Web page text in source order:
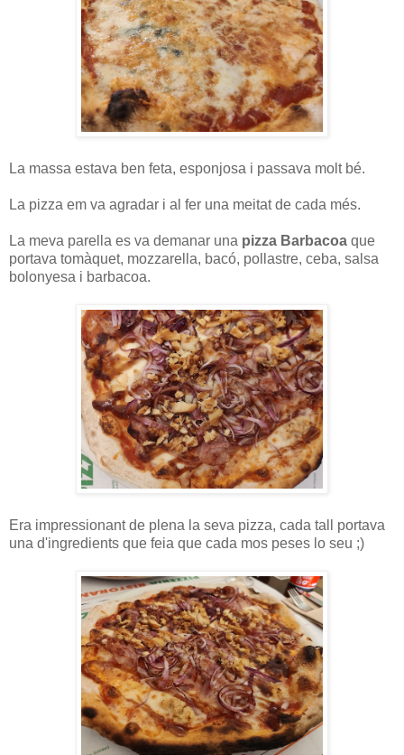
La massa estava ben feta, esponjosa i passava molt bé.
La pizza em va agradar i al fer una meitat de cada més.
La meva parella es va demanar una pizza Barbacoa que
portava tomàquet, mozzarella, bacó, pollastre, ceba, salsa
bolonyesa i barbacoa.
Era impressionant de plena la seva pizza, cada tall portava
una d'ingredients que feia que cada mos peses lo seu ;)